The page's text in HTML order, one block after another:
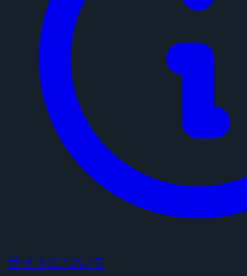
サイトについて